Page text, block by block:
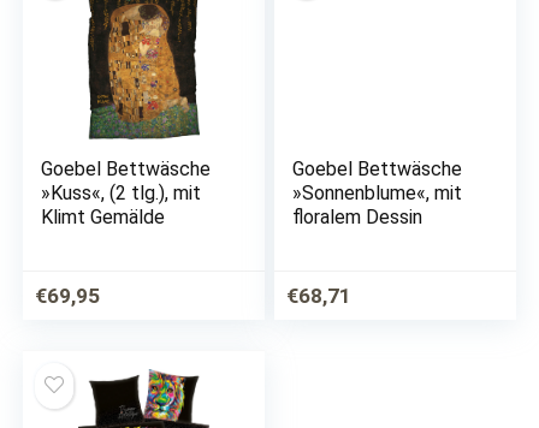
Goebel Bettwäsche
»Kuss«, (2 tlg.), mit
Klimt Gemälde
€69,95
Goebel Bettwäsche
»Sonnenblume«, mit
floralem Dessin
€68,71